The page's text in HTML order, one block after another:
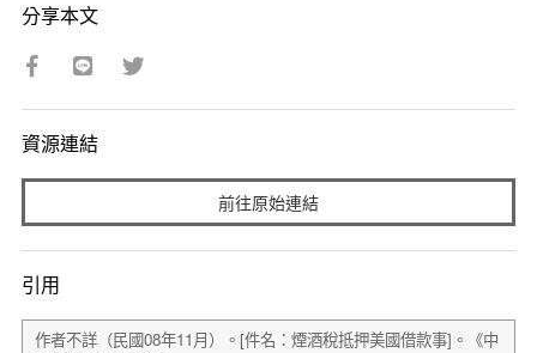
分享本文
資源連結
前往原始連結
引用